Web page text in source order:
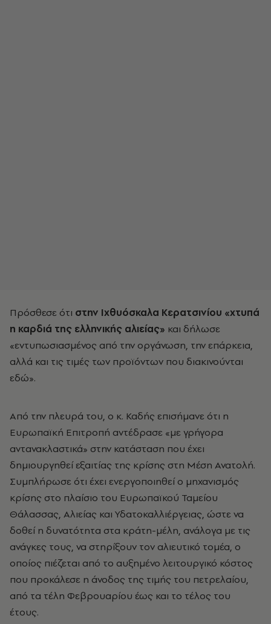
Πρόσθεσε ότι στην Ιχθυόσκαλα Κερατσινίου «χτυπά
η καρδιά της ελληνικής αλιείας» και δήλωσε
«εντυπωσιασμένος από την οργάνωση, την επάρκεια,
αλλά και τις τιμές των προϊόντων που διακινούνται
εδώ».
Από την πλευρά του, ο κ. Καδής επισήμανε ότι η
Ευρωπαϊκή Επιτροπή αντέδρασε «με γρήγορα
αντανακλαστικά» στην κατάσταση που έχει
δημιουργηθεί εξαιτίας της κρίσης στη Μέση Ανατολή.
Συμπλήρωσε ότι έχει ενεργοποιηθεί ο μηχανισμός
κρίσης στο πλαίσιο του Ευρωπαϊκού Ταμείου
Θάλασσας, Αλιείας και Υδατοκαλλιέργειας, ώστε να
δοθεί η δυνατότητα στα κράτη-μέλη, ανάλογα με τις
ανάγκες τους, να στηρίξουν τον αλιευτικό τομέα, ο
οποίος πιέζεται από το αυξημένο λειτουργικό κόστος
που προκάλεσε η άνοδος της τιμής του πετρελαίου,
από τα τέλη Φεβρουαρίου έως και το τέλος του
έτους.